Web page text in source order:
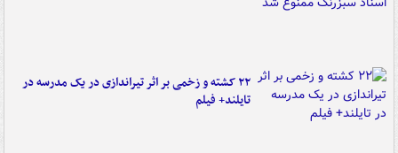
۲۲ کشته و زخمی بر اثر تیراندازی در یک مدرسه در
تایلند+ فیلم